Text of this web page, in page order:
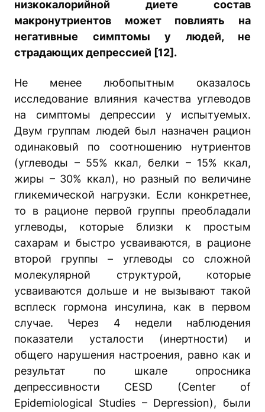
низкокалорийной диете состав
макронутриентов может повлиять на
негативные симптомы у людей, не
страдающих депрессией [12].
Не менее любопытным оказалось
исследование влияния качества углеводов
на симптомы депрессии у испытуемых.
Двум группам людей был назначен рацион
одинаковый по соотношению нутриентов
(углеводы – 55% ккал, белки – 15% ккал,
жиры – 30% ккал), но разный по величине
гликемической нагрузки. Если конкретнее,
то в рационе первой группы преобладали
углеводы, которые близки к простым
сахарам и быстро усваиваются, в рационе
второй группы – углеводы со сложной
молекулярной структурой, которые
усваиваются дольше и не вызывают такой
всплеск гормона инсулина, как в первом
случае. Через 4 недели наблюдения
показатели усталости (инертности) и
общего нарушения настроения, равно как и
результат по шкале опросника
депрессивности CESD (Center of
Epidemiological Studies – Depression), были